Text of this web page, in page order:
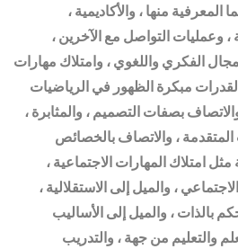
المعرفية منها ، والأكاديمية ،
وعمليات التواصل مع الآخرين ،
الفكري واللغوي ، وامتلاك مهارات
مبكرة الظهور في الرياضيات
بصفات التصميم ، والمثابرة ،
المتقدمة ، والاتصاف بالخصائص
مثل امتلاك المهارات الاجتماعية ،
، والميل إلى الاستقلالية ،
بالذات ، والميل إلى الأساليب
والتعليم من جهة ، والتدريب